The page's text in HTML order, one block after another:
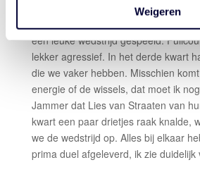
Weigeren
Dominique Schemmekes, de coach
was blij met de goede start van zijn
een leuke wedstrijd gespeeld.
lekker agressief. In het derde kwart
die we vaker hebben. Misschien
energie of de wissels, dat moet ik
Jammer dat Lies van Straaten van
kwart een paar drietjes raak knalde,
we de wedstrijd op. Alles bij elkaar
prima duel afgeleverd, ik zie duidelijk